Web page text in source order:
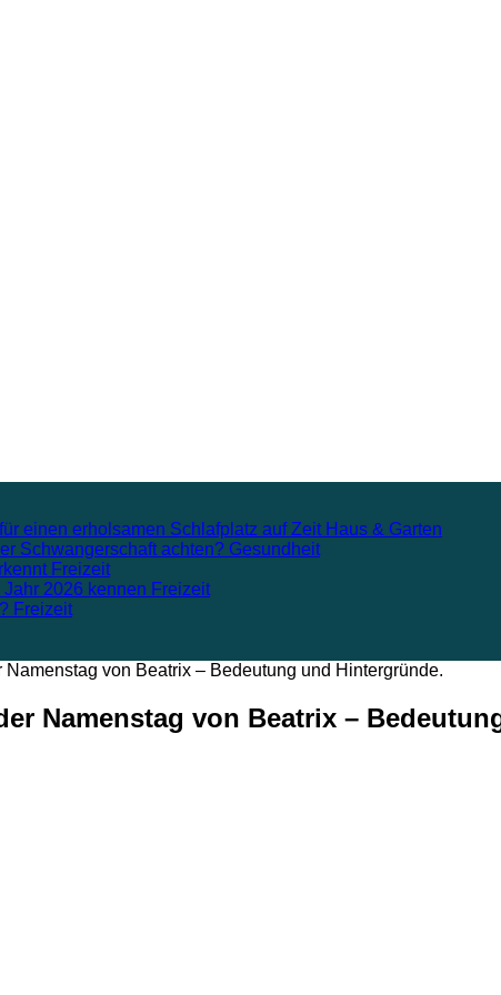
einen erholsamen Schlafplatz auf Zeit Haus & Garten
Schwangerschaft achten? Gesundheit
Freizeit
2026 kennen Freizeit
Freizeit
von Beatrix – Bedeutung und Hintergründe.
Namenstag von Beatrix –